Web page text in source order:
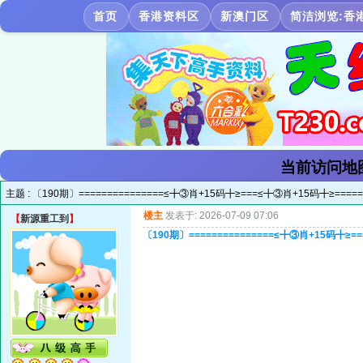
首页 香港资料区 新澳门区 简洁浏览:香
当前访问地
主题 : 〔190期〕===============≤╋③肖+15码╋≥===≤╋③肖+15码
【新源重工到 】 楼主 发表于: 2026-07-09 07:06
〔190期〕===============≤╋③肖+15码